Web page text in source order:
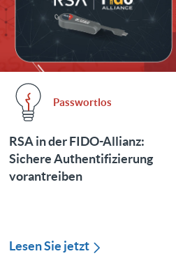
Passwortlos
RSA in der FIDO-Allianz:
Sichere Authentifizierung
vorantreiben
Lesen Sie jetzt